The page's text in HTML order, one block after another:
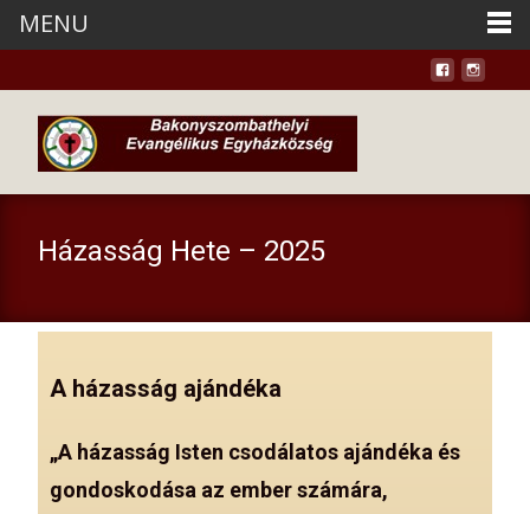
Házasság Hete – 2025
A házasság ajándéka
„A házasság Isten csodálatos ajándéka és
gondoskodása az ember számára,
MENU